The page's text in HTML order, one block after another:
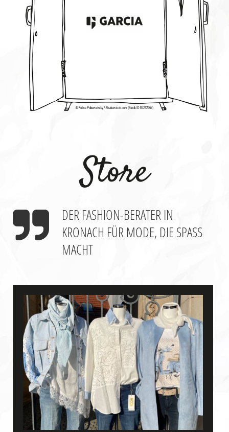
Store
DER FASHION-BERATER IN
KRONACH FÜR MODE, DIE SPASS
MACHT